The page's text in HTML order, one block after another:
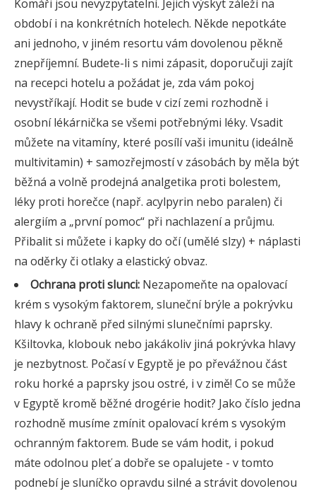
Komáři jsou nevyzpytatelní. Jejich výskyt záleží na
období i na konkrétních hotelech. Někde nepotkáte
ani jednoho, v jiném resortu vám dovolenou pěkně
znepříjemní. Budete-li s nimi zápasit, doporučuji zajít
na recepci hotelu a požádat je, zda vám pokoj
nevystříkají. Hodit se bude v cizí zemi rozhodně i
osobní lékárnička se všemi potřebnými léky. Vsadit
můžete na vitamíny, které posílí vaši imunitu (ideálně
multivitamin) + samozřejmostí v zásobách by měla být
běžná a volně prodejná analgetika proti bolestem,
léky proti horečce (např. acylpyrin nebo paralen) či
alergiím a „první pomoc“ při nachlazení a průjmu.
Přibalit si můžete i kapky do očí (umělé slzy) + náplasti
na oděrky či otlaky a elastický obvaz.
Ochrana proti slunci: Nezapomeňte na opalovací
krém s vysokým faktorem, sluneční brýle a pokrývku
hlavy k ochraně před silnými slunečními paprsky.
Kšiltovka, klobouk nebo jakákoliv jiná pokrývka hlavy
je nezbytnost. Počasí v Egyptě je po převážnou část
roku horké a paprsky jsou ostré, i v zimě! Co se může
v Egyptě kromě běžné drogérie hodit? Jako číslo jedna
rozhodně musíme zmínit opalovací krém s vysokým
ochranným faktorem. Bude se vám hodit, i pokud
máte odolnou pleť a dobře se opalujete - v tomto
podnebí je sluníčko opravdu silné a strávit dovolenou